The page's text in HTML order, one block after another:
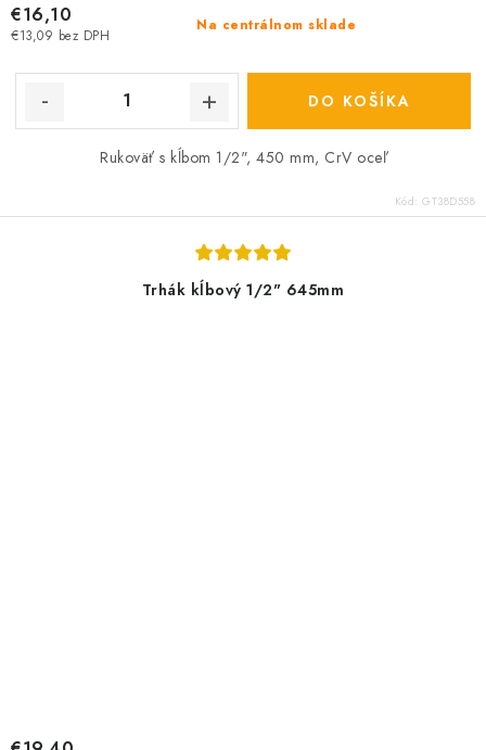
Na centrálnom sklade
€13,09 bez DPH
€16,10
DO KOŠÍKA
Rukoväť s kĺbom 1/2", 450 mm, CrV oceľ
Kód: GT38D558
Trhák kĺbový 1/2" 645mm